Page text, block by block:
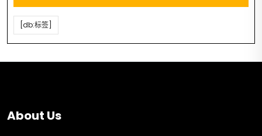
[db:标签]
About Us